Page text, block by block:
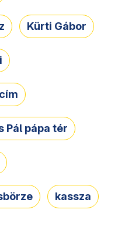
Kürti Gábor
Pál pápa tér
kassza